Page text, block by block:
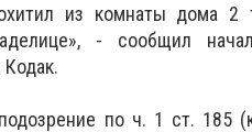
из комнаты дома
- сообщил
по ч. 1 ст. 185